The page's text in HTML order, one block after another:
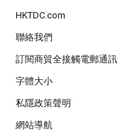
HKTDC.com
聯絡我們
訂閱商貿全接觸電郵通訊
字體大小
私隱政策聲明
網站導航